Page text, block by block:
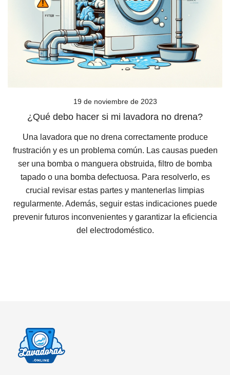
19 de noviembre de 2023
¿Qué debo hacer si mi lavadora no drena?
Una lavadora que no drena correctamente produce
frustración y es un problema común. Las causas pueden
ser una bomba o manguera obstruida, filtro de bomba
tapado o una bomba defectuosa. Para resolverlo, es
crucial revisar estas partes y mantenerlas limpias
regularmente. Además, seguir estas indicaciones puede
prevenir futuros inconvenientes y garantizar la eficiencia
del electrodoméstico.